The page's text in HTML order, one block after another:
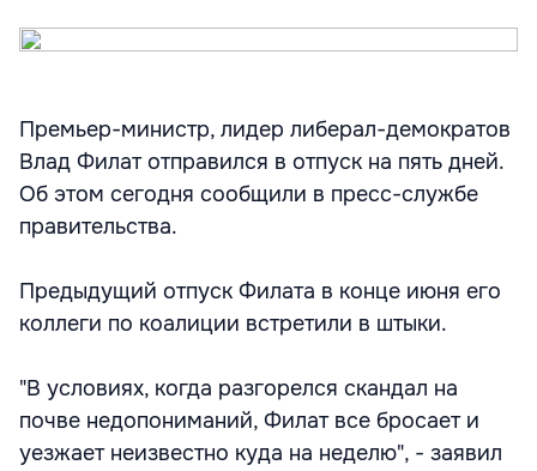
Премьер-министр, лидер либерал-демократов
Влад Филат отправился в отпуск на пять дней.
Об этом сегодня сообщили в пресс-службе
правительства.
Предыдущий отпуск Филата в конце июня его
коллеги по коалиции встретили в штыки.
"В условиях, когда разгорелся скандал на
почве недопониманий, Филат все бросает и
уезжает неизвестно куда на неделю", - заявил